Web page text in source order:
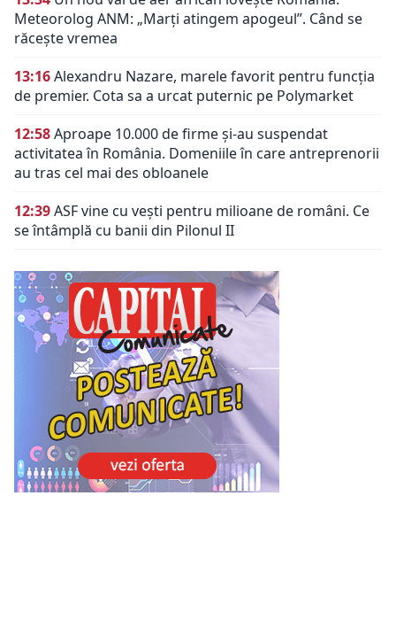
Meteorolog ANM: „Marți atingem apogeul”. Când se
răcește vremea
13:16Alexandru Nazare, marele favorit pentru funcția
de premier. Cota sa a urcat puternic pe Polymarket
12:58Aproape 10.000 de firme și-au suspendat
activitatea în România. Domeniile în care antreprenorii
au tras cel mai des obloanele
12:39ASF vine cu vești pentru milioane de români. Ce
se întâmplă cu banii din Pilonul II